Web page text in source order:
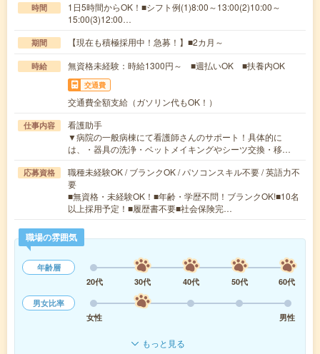
時間
1日5時間からOK！■シフト例(1)8:00～13:00(2)10:00～
15:00(3)12:00…
期間 【現在も積極採用中！急募！】■2カ月～
時給 無資格未経験：時給1300円～ ■週払いOK ■扶養内OK
交通費
交通費全額支給（ガソリン代もOK！）
仕事内容
看護助手
▼病院の一般病棟にて看護師さんのサポート！具体的に
は、・器具の洗浄・ベットメイキングやシーツ交換・移…
応募資格
職種未経験OK / ブランクOK / パソコンスキル不要 / 英語力不
要
■無資格・未経験OK！■年齢・学歴不問！ブランクOK!■10名
以上採用予定！■履歴書不要■社会保険完…
職場の雰囲気
年齢層
20代
30代 40代 50代
60代
男女比率
女性
男性
もっと見る